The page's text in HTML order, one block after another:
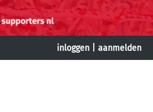
inloggen aanmelden